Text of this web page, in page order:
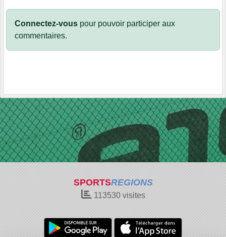
Connectez-vous pour pouvoir participer aux
commentaires.
SPORTSREGIONS
113530visites